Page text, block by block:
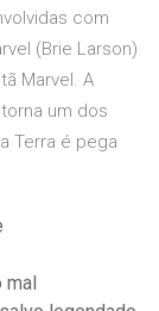
com
(Brie Larson)
Marvel. A
um dos
Terra é pega